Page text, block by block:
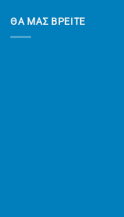
ΘΑ ΜΑΣ ΒΡΕΙΤΕ